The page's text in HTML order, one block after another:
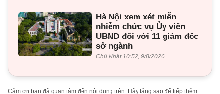
Hà Nội xem xét miễn
nhiễm chức vụ Ủy viên
UBND đối với 11 giám đốc
sở ngành
Chủ Nhật 10:52, 9/8/2026
Cảm ơn bạn đã quan tâm đến nội dung trên. Hãy tặng sao để tiếp thêm